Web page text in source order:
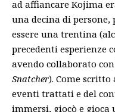
ad affiancare Kojima
una decina di
essere una trentina
precedenti esperienze
avendo collaborato
Snatcher). Come
eventi trattati e del
immersi, giocò e gioca